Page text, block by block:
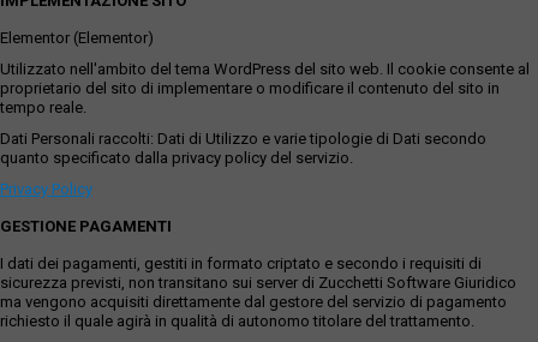
Elementor (Elementor)
Utilizzato nell'ambito del tema WordPress del sito web. Il cookie consente al
proprietario del sito di implementare o modificare il contenuto del sito in
tempo reale.
Dati Personali raccolti: Dati di Utilizzo e varie tipologie di Dati secondo
quanto specificato dalla privacy policy del servizio.
Privacy Policy
GESTIONE PAGAMENTI
I dati dei pagamenti, gestiti in formato criptato e secondo i requisiti di
sicurezza previsti, non transitano sui server di Zucchetti Software Giuridico
ma vengono acquisiti direttamente dal gestore del servizio di pagamento
richiesto il quale agirà in qualità di autonomo titolare del trattamento.